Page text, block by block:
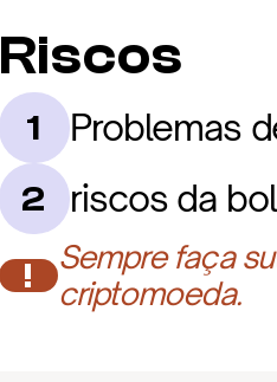
Riscos
1 Problemas
2 riscos da
!
Sempre faça
criptomoeda.